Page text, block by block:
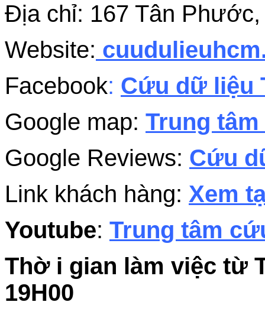
Địa chỉ: 167 Tân
Website:
Facebook: Cứu dữ liệu
Google map: Trung
Google Reviews: Cứu
Link khách hàng: Xem
Youtube: Trung tâm
Thờ i gian làm việc từ
19H00